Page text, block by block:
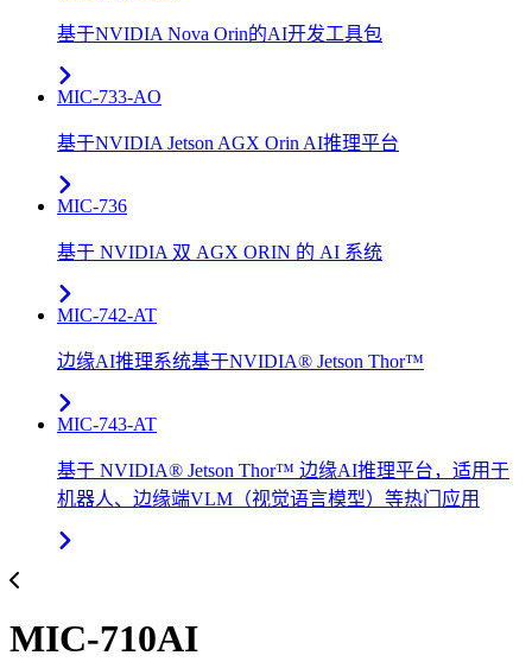
基于NVIDIA Nova Orin的AI开发工具包
MIC-733-AO
基于NVIDIA Jetson AGX Orin AI推理平台
MIC-736
基于 NVIDIA 双 AGX ORIN 的 AI 系统
MIC-742​-AT
边缘AI推理系统基于NVIDIA® Jetson Thor™
MIC-743-AT
基于 NVIDIA® Jetson Thor™ 边缘AI推理平台，适用于
机器人、边缘端VLM（视觉语言模型）等热门应用
MIC-710AI